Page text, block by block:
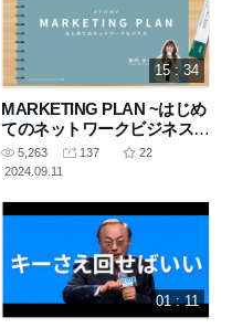
15 : 34
MARKETING PLAN ~はじめ
てのネットワークビジネス
~│諸岡 幸子 STM (2024.05.18
SUCCESS ACADEMY)
5,263 137
22
2024.09.11
01 : 11